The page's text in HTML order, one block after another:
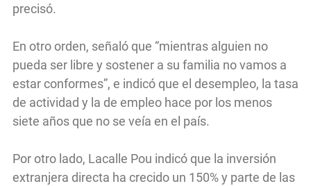
precisó.
En otro orden, señaló que “mientras alguien no
pueda ser libre y sostener a su familia no vamos a
estar conformes”, e indicó que el desempleo, la tasa
de actividad y la de empleo hace por los menos
siete años que no se veía en el país.
Por otro lado, Lacalle Pou indicó que la inversión
extranjera directa ha crecido un 150% y parte de las